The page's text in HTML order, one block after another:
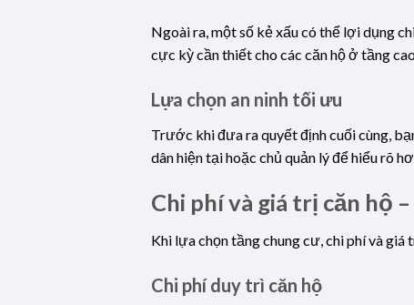
Ngoài ra, một số kẻ xấu có thể lợi dụng
cực kỳ cần thiết cho các căn hộ ở tầng
Lựa chọn an ninh tối ưu
Trước khi đưa ra quyết định cuối cùng,
dân hiện tại hoặc chủ quản lý để hiểu rõ
Chi phí và giá trị căn hộ
Khi lựa chọn tầng chung cư, chi phí và
Chi phí duy trì căn hộ